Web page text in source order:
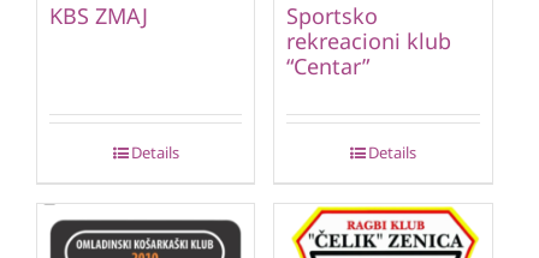
KBS ZMAJ
Details
Sportsko
rekreacioni klub
“Centar”
Details